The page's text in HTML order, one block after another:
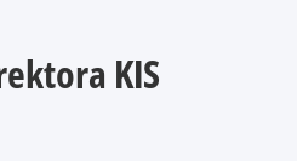
KIS